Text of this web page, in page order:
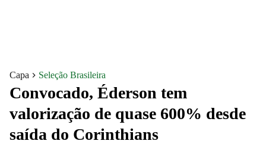
Capa Seleção Brasileira
Convocado, Éderson tem
valorização de quase 600% desde
saída do Corinthians